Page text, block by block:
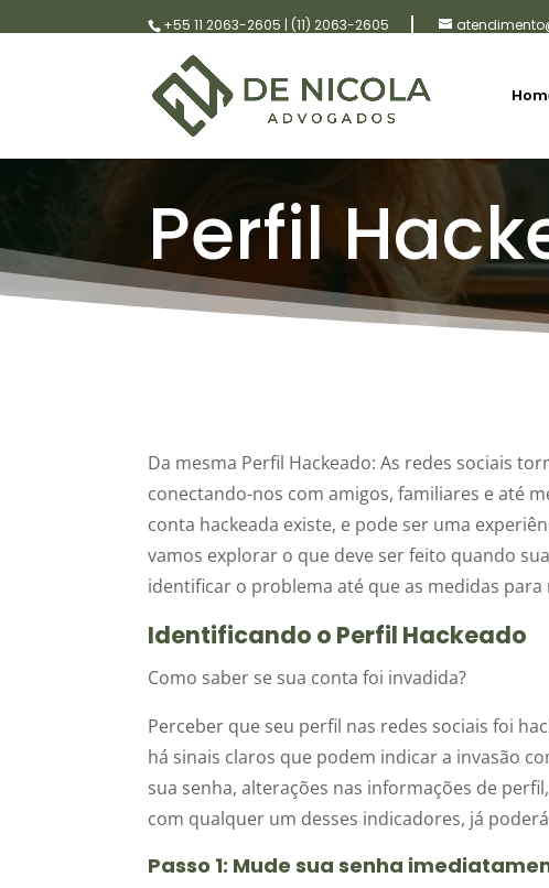
+55 11 2063-2605 | (11) 2063-2605
Perfil
Da mesma Perfil Hackeado: As redes sociais
conectando-nos com amigos, familiares e até
conta hackeada existe, e pode ser uma
vamos explorar o que deve ser feito quando
identificar o problema até que as medidas
Identificando o Perfil Hackeado
Como saber se sua conta foi invadida?
Perceber que seu perfil nas redes sociais foi
há sinais claros que podem indicar a invasão
sua senha, alterações nas informações de
com qualquer um desses indicadores, já
Passo 1: Mude sua senha